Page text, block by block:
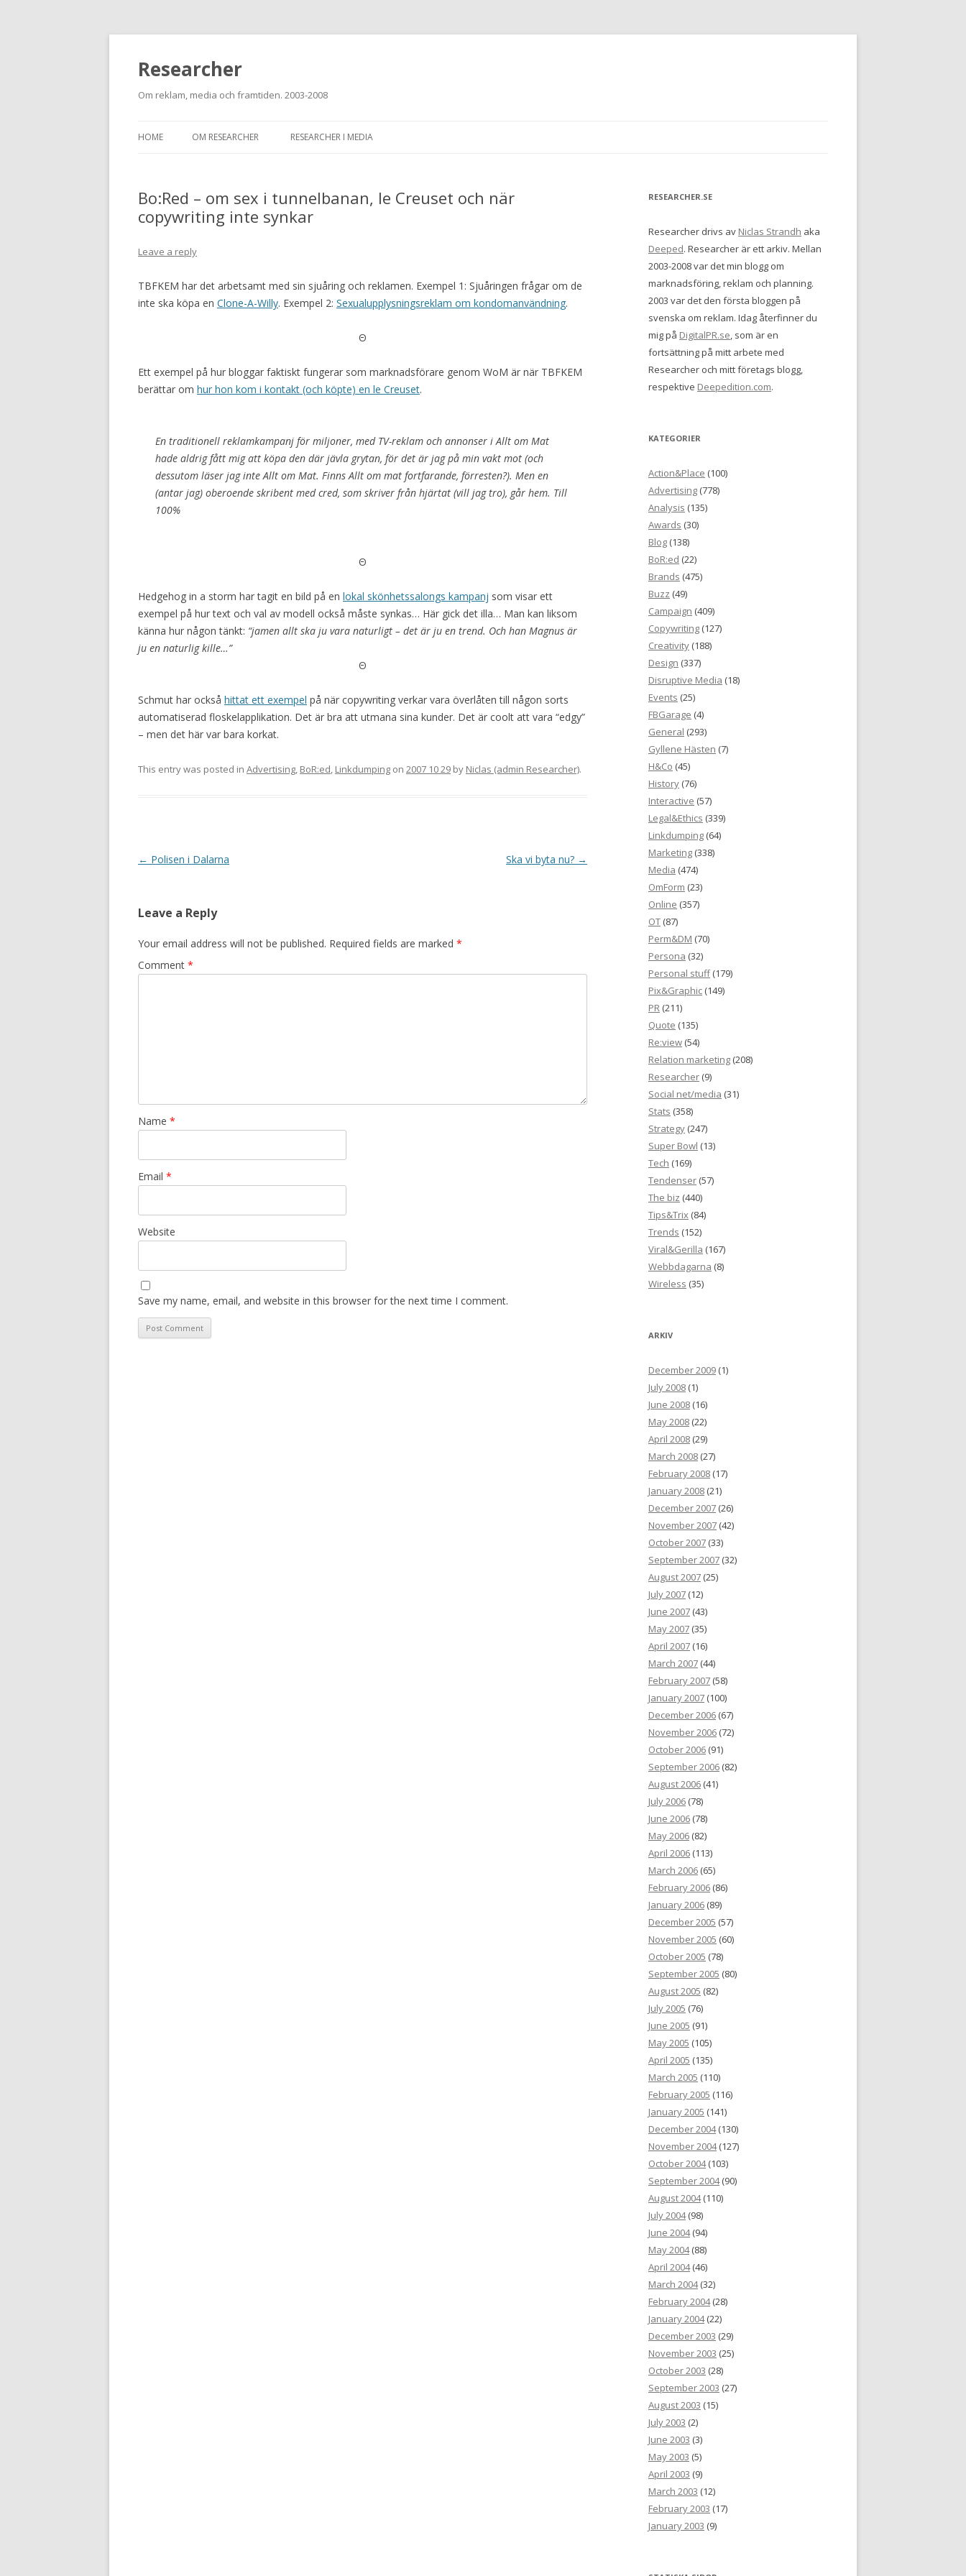
Researcher
Om reklam, media och framtiden. 2003-2008
HOME OM RESEARCHER RESEARCHER I MEDIA
Bo:Red – om sex i tunnelbanan, le Creuset och när
copywriting inte synkar
Leave a reply
TBFKEM har det arbetsamt med sin sjuåring och reklamen. Exempel 1: Sjuåringen frågar om de
inte ska köpa en Clone-A-Willy. Exempel 2: Sexualupplysningsreklam om kondomanvändning.
Θ
Ett exempel på hur bloggar faktiskt fungerar som marknadsförare genom WoM är när TBFKEM
berättar om hur hon kom i kontakt (och köpte) en le Creuset.
En traditionell reklamkampanj för miljoner, med TV-reklam och annonser i Allt om Mat
hade aldrig fått mig att köpa den där jävla grytan, för det är jag på min vakt mot (och
dessutom läser jag inte Allt om Mat. Finns Allt om mat fortfarande, förresten?). Men en
(antar jag) oberoende skribent med cred, som skriver från hjärtat (vill jag tro), går hem. Till
100%
Θ
Hedgehog in a storm har tagit en bild på en lokal skönhetssalongs kampanj som visar ett
exempel på hur text och val av modell också måste synkas… Här gick det illa… Man kan liksom
känna hur någon tänkt: “jamen allt ska ju vara naturligt – det är ju en trend. Och han Magnus är
ju en naturlig kille…”
Θ
Schmut har också hittat ett exempel på när copywriting verkar vara överlåten till någon sorts
automatiserad floskelapplikation. Det är bra att utmana sina kunder. Det är coolt att vara “edgy”
– men det här var bara korkat.
This entry was posted in Advertising, BoR:ed, Linkdumping on 2007 10 29 by Niclas (admin Researcher).
Post navigation
← Polisen i Dalarna Ska vi byta nu? →
Leave a Reply
Your email address will not be published. Required fields are marked *
Comment *
Name *
Email *
Website
Save my name, email, and website in this browser for the next time I comment.
RESEARCHER.SE
Researcher drivs av Niclas Strandh aka
Deeped. Researcher är ett arkiv. Mellan
2003-2008 var det min blogg om
marknadsföring, reklam och planning.
2003 var det den första bloggen på
svenska om reklam. Idag återfinner du
mig på DigitalPR.se, som är en
fortsättning på mitt arbete med
Researcher och mitt företags blogg,
respektive Deepedition.com.
KATEGORIER
Action&Place (100)
Advertising (778)
Analysis (135)
Awards (30)
Blog (138)
BoR:ed (22)
Brands (475)
Buzz (49)
Campaign (409)
Copywriting (127)
Creativity (188)
Design (337)
Disruptive Media (18)
Events (25)
FBGarage (4)
General (293)
Gyllene Hästen (7)
H&Co (45)
History (76)
Interactive (57)
Legal&Ethics (339)
Linkdumping (64)
Marketing (338)
Media (474)
OmForm (23)
Online (357)
OT (87)
Perm&DM (70)
Persona (32)
Personal stuff(179)
Pix&Graphic (149)
PR (211)
Quote (135)
Re:view (54)
Relation marketing (208)
Researcher (9)
Social net/media (31)
Stats (358)
Strategy (247)
Super Bowl (13)
Tech (169)
Tendenser (57)
The biz (440)
Tips&Trix (84)
Trends (152)
Viral&Gerilla (167)
Webbdagarna (8)
Wireless (35)
ARKIV
December 2009 (1)
July 2008 (1)
June 2008 (16)
May 2008 (22)
April 2008 (29)
March 2008 (27)
February 2008 (17)
January 2008 (21)
December 2007 (26)
November 2007 (42)
October 2007 (33)
September 2007 (32)
August 2007 (25)
July 2007 (12)
June 2007 (43)
May 2007 (35)
April 2007 (16)
March 2007 (44)
February 2007 (58)
January 2007 (100)
December 2006 (67)
November 2006 (72)
October 2006 (91)
September 2006 (82)
August 2006 (41)
July 2006 (78)
June 2006 (78)
May 2006 (82)
April 2006 (113)
March 2006 (65)
February 2006 (86)
January 2006 (89)
December 2005 (57)
November 2005 (60)
October 2005 (78)
September 2005 (80)
August 2005 (82)
July 2005 (76)
June 2005 (91)
May 2005 (105)
April 2005 (135)
March 2005 (110)
February 2005 (116)
January 2005 (141)
December 2004(130)
November 2004(127)
October 2004(103)
September 2004(90)
August 2004(110)
July 2004(98)
June 2004(94)
May 2004(88)
April 2004(46)
March 2004(32)
February 2004(28)
January 2004(22)
December 2003 (29)
November 2003 (25)
October 2003 (28)
September 2003 (27)
August 2003 (15)
July 2003 (2)
June 2003 (3)
May 2003 (5)
April 2003 (9)
March 2003 (12)
February 2003 (17)
January 2003 (9)